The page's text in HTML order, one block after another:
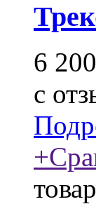
6 200
c
+